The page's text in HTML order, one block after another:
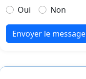
Oui
Non
Envoyer le message